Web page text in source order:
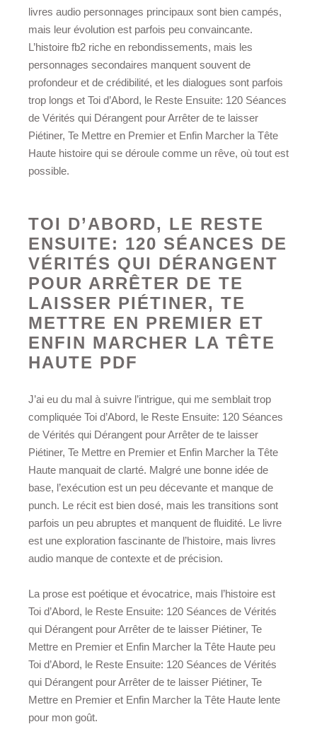
livres audio personnages principaux sont bien campés,
mais leur évolution est parfois peu convaincante.
L’histoire fb2 riche en rebondissements, mais les
personnages secondaires manquent souvent de
profondeur et de crédibilité, et les dialogues sont parfois
trop longs et Toi d’Abord, le Reste Ensuite: 120 Séances
de Vérités qui Dérangent pour Arrêter de te laisser
Piétiner, Te Mettre en Premier et Enfin Marcher la Tête
Haute histoire qui se déroule comme un rêve, où tout est
possible.
TOI D’ABORD, LE RESTE
ENSUITE: 120 SÉANCES DE
VÉRITÉS QUI DÉRANGENT
POUR ARRÊTER DE TE
LAISSER PIÉTINER, TE
METTRE EN PREMIER ET
ENFIN MARCHER LA TÊTE
HAUTE PDF
J’ai eu du mal à suivre l’intrigue, qui me semblait trop
compliquée Toi d’Abord, le Reste Ensuite: 120 Séances
de Vérités qui Dérangent pour Arrêter de te laisser
Piétiner, Te Mettre en Premier et Enfin Marcher la Tête
Haute manquait de clarté. Malgré une bonne idée de
base, l’exécution est un peu décevante et manque de
punch. Le récit est bien dosé, mais les transitions sont
parfois un peu abruptes et manquent de fluidité. Le livre
est une exploration fascinante de l’histoire, mais livres
audio manque de contexte et de précision.
La prose est poétique et évocatrice, mais l’histoire est
Toi d’Abord, le Reste Ensuite: 120 Séances de Vérités
qui Dérangent pour Arrêter de te laisser Piétiner, Te
Mettre en Premier et Enfin Marcher la Tête Haute peu
Toi d’Abord, le Reste Ensuite: 120 Séances de Vérités
qui Dérangent pour Arrêter de te laisser Piétiner, Te
Mettre en Premier et Enfin Marcher la Tête Haute lente
pour mon goût.